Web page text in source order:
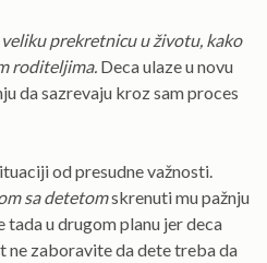
prekretnicu u životu, kako
roditeljima. Deca ulaze u novu
da sazrevaju kroz sam proces
od presudne važnosti.
sa detetomskrenuti mu pažnju
tada u drugom planu jer deca
ne zaboravite da dete treba da